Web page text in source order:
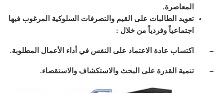
المعاصرة.
تعويد الطالبات على القيم والتصرفات السلوكية المرغوب فيها
اجتماعياً وفردياً من خلال :
– اكتساب عادة الاعتماد على النفس في أداء الأعمال المطلوبة.
– تنمية القدرة على البحث والاستكشاف والاستقصاء.